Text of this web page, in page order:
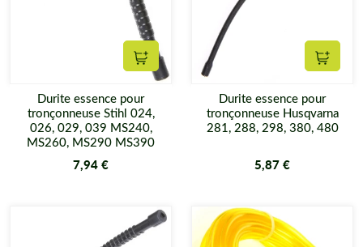
Ajouter au panier
Durite essence pour
tronçonneuse Stihl 024,
026, 029, 039 MS240,
MS260, MS290 MS390
7,94 €
Durite essence pour
tronçonneuse Husqvarna
281, 288, 298, 380, 480
5,87 €